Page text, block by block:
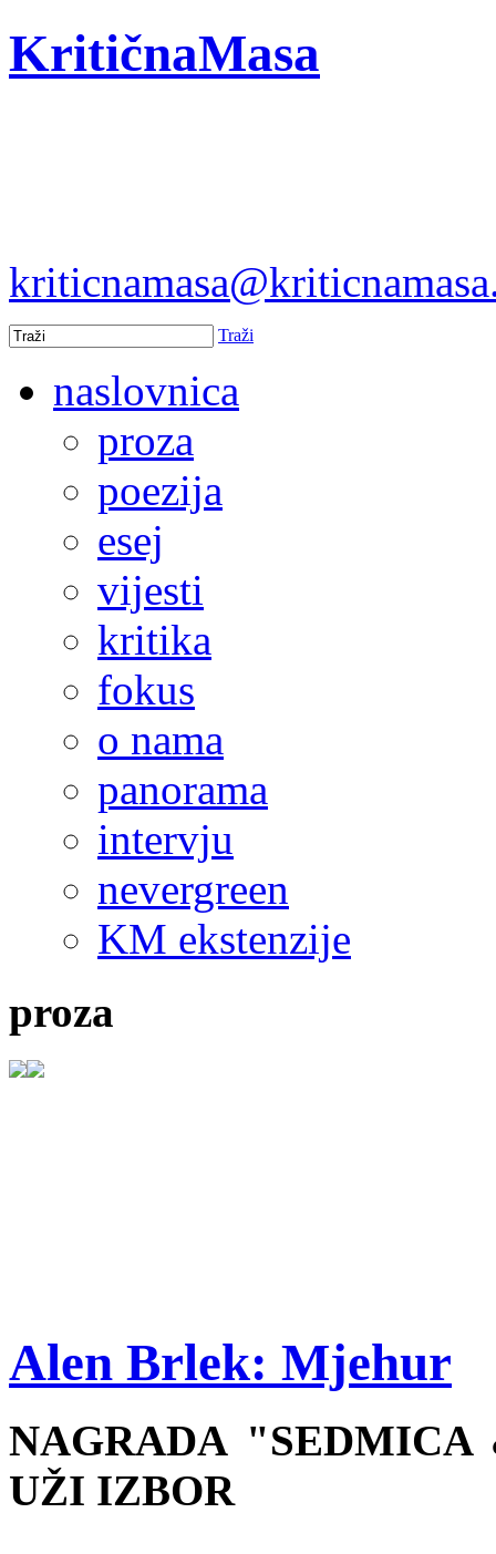
KritičnaMasa
Traži
naslovnica
proza
poezija
esej
vijesti
kritika
fokus
o nama
panorama
intervju
nevergreen
KM ekstenzije
proza
Alen Brlek: Mjehur
NAGRADA
UŽI IZBOR